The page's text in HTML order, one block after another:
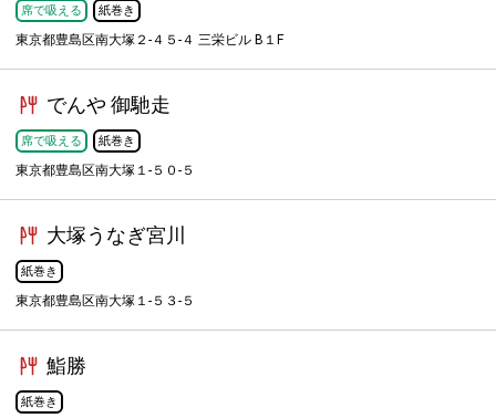
席で吸える 紙巻き
東京都豊島区南大塚２-４５-４ 三栄ビル B１F
でんや 御馳走
席で吸える 紙巻き
東京都豊島区南大塚１-５０-５
大塚うなぎ宮川
紙巻き
東京都豊島区南大塚１-５３-５
鮨勝
紙巻き